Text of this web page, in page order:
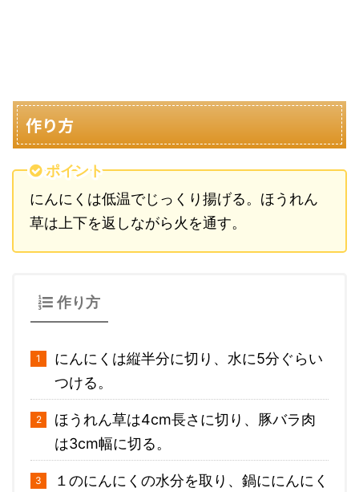
作り方
ポイント
にんにくは低温でじっくり揚げる。ほうれん
草は上下を返しながら火を通す。
作り方
にんにくは縦半分に切り、水に5分ぐらい
つける。
ほうれん草は4cm長さに切り、豚バラ肉
は3cm幅に切る。
１のにんにくの水分を取り、鍋ににんにく